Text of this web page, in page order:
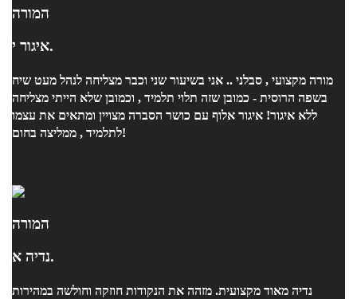
המורה
איגור י.
מורה מקצועי , סבלני .. אני בשיעור שני וכבר מצליחה לנהל מעט שיח
בשפה הרוסית - כמובן שזה תלוי תלמיד , וכמובן שלא הייתי מצליחה
ללא איגור! איגור אלוף עם כושר הסברה מצויין ומתאים את עצמו
לתלמיד , ממליצה בחום!
המורה
נדיה א.
נדיה מאוד מקצועית. מזהה את הנקודות חוזקה וחולשה במהירות